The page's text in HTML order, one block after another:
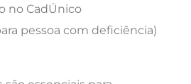
no CadÚnico
pessoa com deficiência)